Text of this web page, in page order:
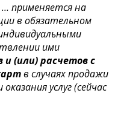
применяется на
в обязательном
ими
(или) расчетов с
в случаях продажи
услуг (сейчас